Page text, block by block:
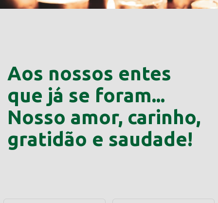
Aos nossos entes
que já se foram...
Nosso amor, carinho,
gratidão e saudade!